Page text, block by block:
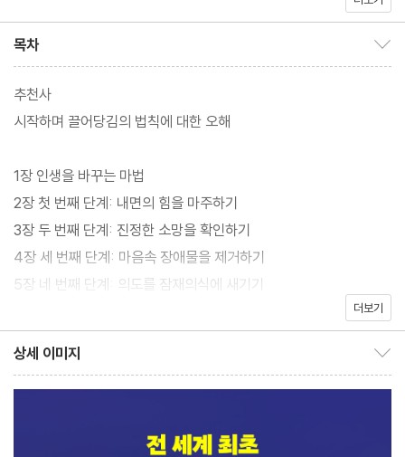
가? 꿈과 성공은 먼 신기루처럼 느껴지는가? 어떻게 지금의 상황에
서 벗어날 수 있는지 몰라 초조하고 조급한가? 이는 아직 당신이 마
음의 힘을 마주하지 못했기 때문이다. 불우했던 빈민가의 소년을 스
음의 마법을 확인하라.
전 세계 수백만 독자에게 깊은 울림을 전한 베스트셀러 『닥터 도티
의 삶을 바꾸는 마술가게』의 저자 제임스 도티가 신간 『닥터 도티의
마인드 매직』으로 돌아왔다. BTS의 ‘Love Yourself’ 세계관에 영
향을 미치고, 노래 ‘Magic Shop’에 영감을 주며 국내에서도 이름
을 알렸던 제임스 도티는 이번 책에서 뇌와 마음의 힘을 활용해 인생
을 변화시킬 방법을 전한다. 특히 이번 신간에서는 전 세계 최초로
들이 어떻게 ‘현실화’를 이룰 수 있는지 구체적인 방법을 제시한다.
목차
추천사
시작하며 끌어당김의 법칙에 대한 오해
1장 인생을 바꾸는 마법
2장 첫 번째 단계: 내면의 힘을 마주하기
3장 두 번째 단계: 진정한 소망을 확인하기
4장 세 번째 단계: 마음속 장애물을 제거하기
5장 네 번째 단계: 의도를 잠재의식에 새기기
마치며 집으로 돌아가는 길
현실화를 더 깊이 이해하기
더보기
상세 이미지